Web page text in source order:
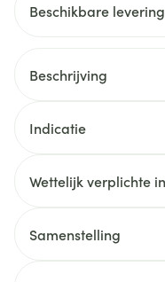
Beschikbare
Beschrijving
Indicatie
Wettelijk verplichte
Samenstelling